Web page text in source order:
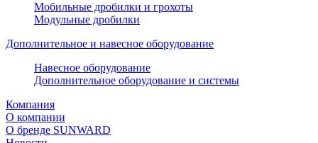
Мобильные дробилки и грохоты
Модульные дробилки
Дополнительное и навесное оборудование
Навесное оборудование
Дополнительное оборудование и системы
Компания
О компании
О бренде SUNWARD